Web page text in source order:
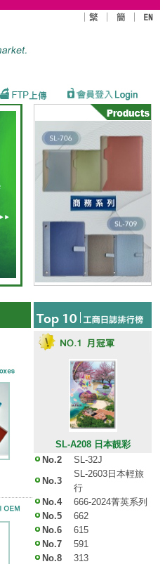
SL-A208 日本靚彩
No.2
SL-32J
No.3
SL-2603日本輕旅
行
No.4
666-2024菁英系列
No.5
662
No.6
615
No.7
591
No.8
313